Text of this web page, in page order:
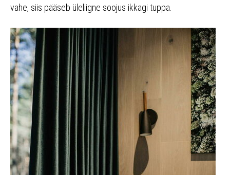
vahe, siis pääseb üleliigne soojus ikkagi tuppa.